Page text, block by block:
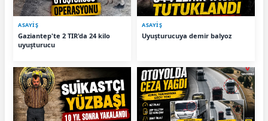
ASAYİŞ
Gaziantep'te 2 TIR'da 24 kilo
uyuşturucu
ASAYİŞ
Uyuşturucuya demir balyoz